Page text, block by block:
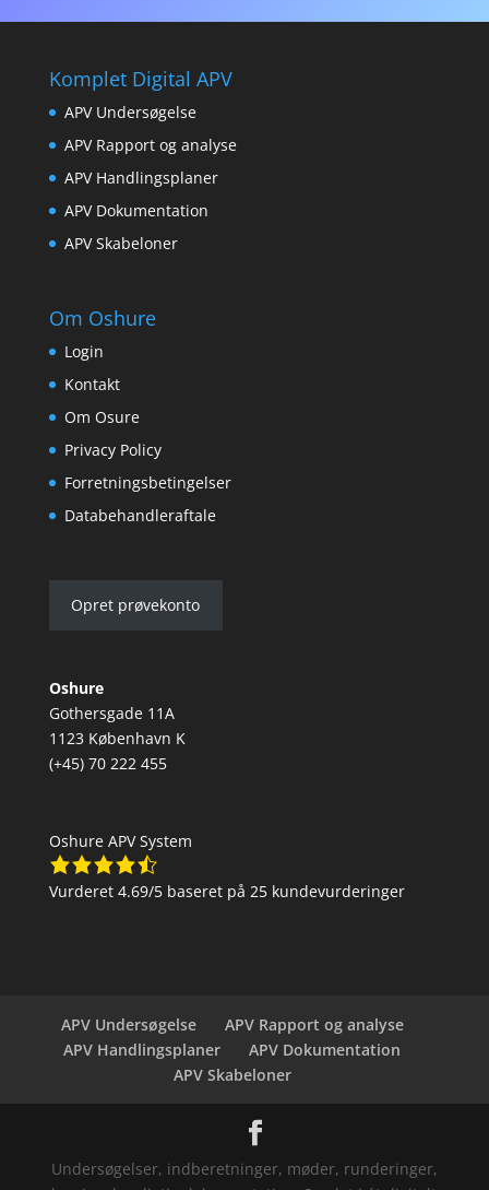
Komplet Digital APV
APV Undersøgelse
APV Rapport og analyse
APV Handlingsplaner
APV Dokumentation
APV Skabeloner
Om Oshure
Login
Kontakt
Om Osure
Privacy Policy
Forretningsbetingelser
Databehandleraftale
Opret prøvekonto
Oshure
Gothersgade 11A
1123 København K
(+45) 70 222 455
Oshure APV System
Vurderet 4.69/5 baseret på 25kundevurderinger
APV Undersøgelse
APV Rapport og analyse
APV Handlingsplaner
APV Dokumentation
APV Skabeloner
Undersøgelser, indberetninger, møder, runderinger,